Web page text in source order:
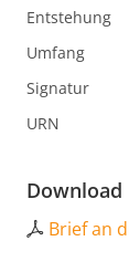
Entstehung
Umfang
Signatur
URN
Download
Brief an